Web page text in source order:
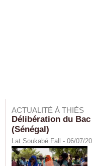
ACTUALITÉ À THIÈS
Délibération du
(Sénégal)
Lat Soukabé Fall - 06/07/